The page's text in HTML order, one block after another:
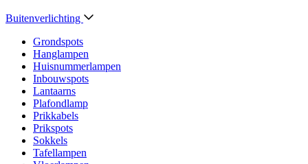
Buitenverlichting
Grondspots
Hanglampen
Huisnummerlampen
Inbouwspots
Lantaarns
Plafondlamp
Prikkabels
Prikspots
Sokkels
Tafellampen